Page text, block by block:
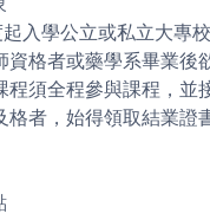
入學公立或私立大專
資格者或藥學系畢業後
程須全程參與課程，並
格者，始得領取結業證